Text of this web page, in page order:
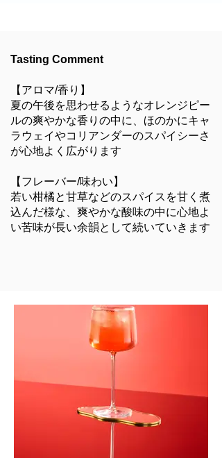
Tasting Comment
【アロマ/香り】
夏の午後を思わせるようなオレンジピー
ルの爽やかな香りの中に、ほのかにキャ
ラウェイやコリアンダーのスパイシーさ
が心地よく広がります
【フレーバー/味わい】
若い柑橘と甘草などのスパイスを甘く煮
込んだ様な、爽やかな酸味の中に心地よ
い苦味が長い余韻として続いていきます